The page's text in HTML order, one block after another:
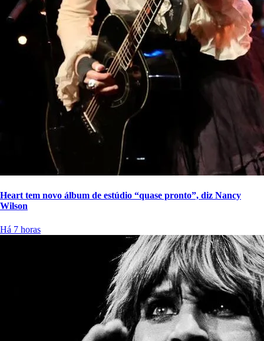
Heart tem novo álbum de estúdio “quase pronto”, diz Nancy
Wilson
Há 7 horas